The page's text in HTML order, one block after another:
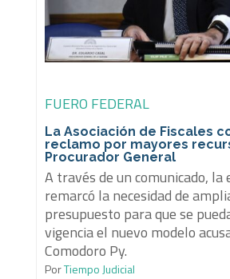
FUERO FEDERAL
La Asociación de Fiscales
reclamo por mayores
Procurador General
A través de un comunicado, la
remarcó la necesidad de
presupuesto para que se
vigencia el nuevo modelo
Comodoro Py.
PorTiempo Judicial